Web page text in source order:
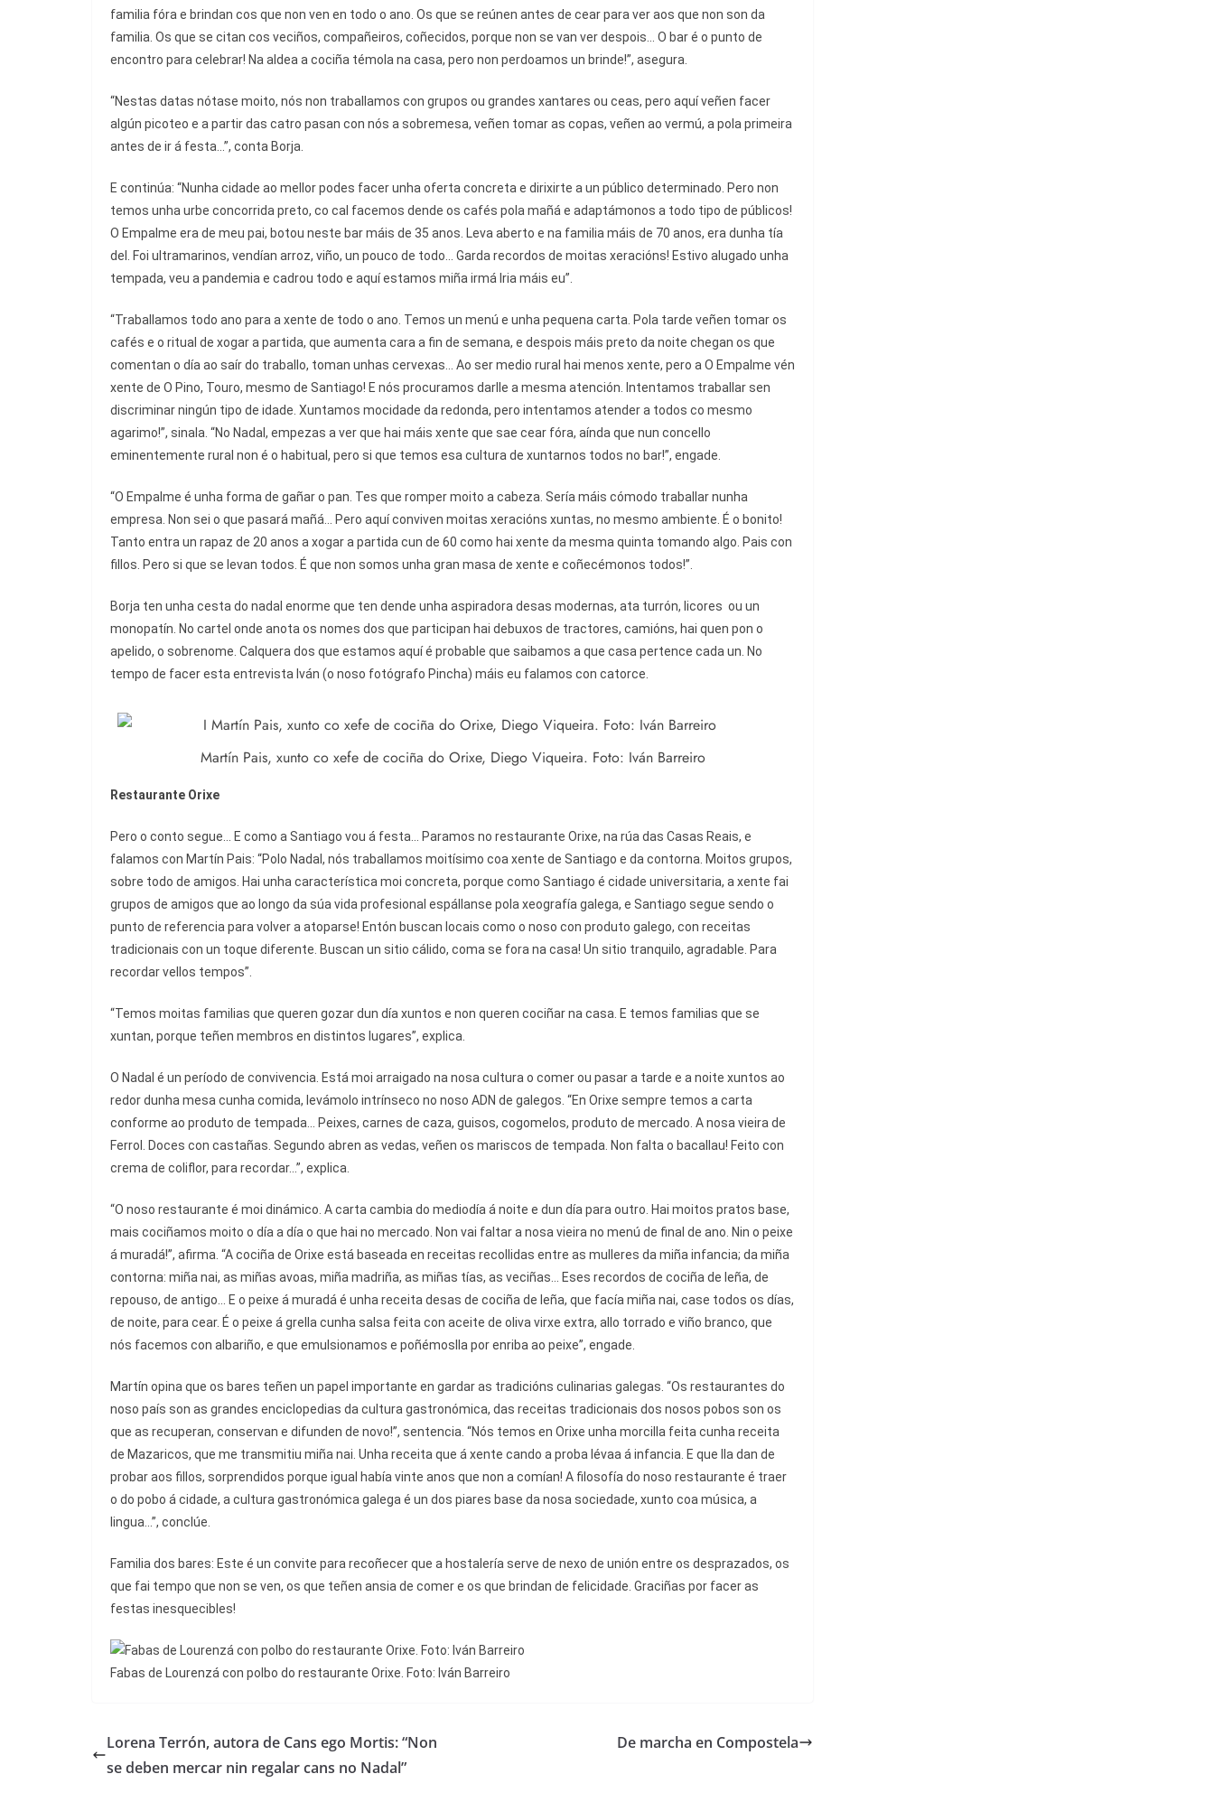
familia fóra e brindan cos que non ven en todo o ano. Os que se reúnen antes de cear para ver aos que non son da
familia. Os que se citan cos veciños, compañeiros, coñecidos, porque non se van ver despois... O bar é o punto de
encontro para celebrar! Na aldea a cociña témola na casa, pero non perdoamos un brinde!”, asegura.
“Nestas datas nótase moito, nós non traballamos con grupos ou grandes xantares ou ceas, pero aquí veñen facer
algún picoteo e a partir das catro pasan con nós a sobremesa, veñen tomar as copas, veñen ao vermú, a pola primeira
antes de ir á festa...”, conta Borja.
E continúa: “Nunha cidade ao mellor podes facer unha oferta concreta e dirixirte a un público determinado. Pero non
temos unha urbe concorrida preto, co cal facemos dende os cafés pola mañá e adaptámonos a todo tipo de públicos!
O Empalme era de meu pai, botou neste bar máis de 35 anos. Leva aberto e na familia máis de 70 anos, era dunha tía
del. Foi ultramarinos, vendían arroz, viño, un pouco de todo... Garda recordos de moitas xeracións! Estivo alugado unha
tempada, veu a pandemia e cadrou todo e aquí estamos miña irmá Iria máis eu”.
“Traballamos todo ano para a xente de todo o ano. Temos un menú e unha pequena carta. Pola tarde veñen tomar os
cafés e o ritual de xogar a partida, que aumenta cara a fin de semana, e despois máis preto da noite chegan os que
comentan o día ao saír do traballo, toman unhas cervexas... Ao ser medio rural hai menos xente, pero a O Empalme vén
xente de O Pino, Touro, mesmo de Santiago! E nós procuramos darlle a mesma atención. Intentamos traballar sen
discriminar ningún tipo de idade. Xuntamos mocidade da redonda, pero intentamos atender a todos co mesmo
agarimo!”, sinala. “No Nadal, empezas a ver que hai máis xente que sae cear fóra, aínda que nun concello
eminentemente rural non é o habitual, pero si que temos esa cultura de xuntarnos todos no bar!”, engade.
“O Empalme é unha forma de gañar o pan. Tes que romper moito a cabeza. Sería máis cómodo traballar nunha
empresa. Non sei o que pasará mañá... Pero aquí conviven moitas xeracións xuntas, no mesmo ambiente. É o bonito!
Tanto entra un rapaz de 20 anos a xogar a partida cun de 60 como hai xente da mesma quinta tomando algo. Pais con
fillos. Pero si que se levan todos. É que non somos unha gran masa de xente e coñecémonos todos!”.
Borja ten unha cesta do nadal enorme que ten dende unha aspiradora desas modernas, ata turrón, licores ou un
monopatín. No cartel onde anota os nomes dos que participan hai debuxos de tractores, camións, hai quen pon o
apelido, o sobrenome. Calquera dos que estamos aquí é probable que saibamos a que casa pertence cada un. No
tempo de facer esta entrevista Iván (o noso fotógrafo Pincha) máis eu falamos con catorce.
Martín Pais, xunto co xefe de cociña do Orixe, Diego Viqueira. Foto: Iván Barreiro
Restaurante Orixe
Pero o conto segue... E como a Santiago vou á festa... Paramos no restaurante Orixe, na rúa das Casas Reais, e
falamos con Martín Pais: “Polo Nadal, nós traballamos moitísimo coa xente de Santiago e da contorna. Moitos grupos,
sobre todo de amigos. Hai unha característica moi concreta, porque como Santiago é cidade universitaria, a xente fai
grupos de amigos que ao longo da súa vida profesional espállanse pola xeografía galega, e Santiago segue sendo o
punto de referencia para volver a atoparse! Entón buscan locais como o noso con produto galego, con receitas
tradicionais con un toque diferente. Buscan un sitio cálido, coma se fora na casa! Un sitio tranquilo, agradable. Para
recordar vellos tempos”.
“Temos moitas familias que queren gozar dun día xuntos e non queren cociñar na casa. E temos familias que se
xuntan, porque teñen membros en distintos lugares”, explica.
O Nadal é un período de convivencia. Está moi arraigado na nosa cultura o comer ou pasar a tarde e a noite xuntos ao
redor dunha mesa cunha comida, levámolo intrínseco no noso ADN de galegos. “En Orixe sempre temos a carta
conforme ao produto de tempada... Peixes, carnes de caza, guisos, cogomelos, produto de mercado. A nosa vieira de
Ferrol. Doces con castañas. Segundo abren as vedas, veñen os mariscos de tempada. Non falta o bacallau! Feito con
crema de coliflor, para recordar...”, explica.
“O noso restaurante é moi dinámico. A carta cambia do mediodía á noite e dun día para outro. Hai moitos pratos base,
mais cociñamos moito o día a día o que hai no mercado. Non vai faltar a nosa vieira no menú de final de ano. Nin o peixe
á muradá!”, afirma. “A cociña de Orixe está baseada en receitas recollidas entre as mulleres da miña infancia; da miña
contorna: miña nai, as miñas avoas, miña madriña, as miñas tías, as veciñas... Eses recordos de cociña de leña, de
repouso, de antigo... E o peixe á muradá é unha receita desas de cociña de leña, que facía miña nai, case todos os días,
de noite, para cear. É o peixe á grella cunha salsa feita con aceite de oliva virxe extra, allo torrado e viño branco, que
nós facemos con albariño, e que emulsionamos e poñémoslla por enriba ao peixe”, engade.
Martín opina que os bares teñen un papel importante en gardar as tradicións culinarias galegas. “Os restaurantes do
noso país son as grandes enciclopedias da cultura gastronómica, das receitas tradicionais dos nosos pobos son os
que as recuperan, conservan e difunden de novo!”, sentencia. “Nós temos en Orixe unha morcilla feita cunha receita
de Mazaricos, que me transmitiu miña nai. Unha receita que á xente cando a proba lévaa á infancia. E que lla dan de
probar aos fillos, sorprendidos porque igual había vinte anos que non a comían! A filosofía do noso restaurante é traer
o do pobo á cidade, a cultura gastronómica galega é un dos piares base da nosa sociedade, xunto coa música, a
lingua...”, conclúe.
Familia dos bares: Este é un convite para recoñecer que a hostalería serve de nexo de unión entre os desprazados, os
que fai tempo que non se ven, os que teñen ansia de comer e os que brindan de felicidade. Graciñas por facer as
festas inesquecibles!
Fabas de Lourenzá con polbo do restaurante Orixe. Foto: Iván Barreiro
Lorena Terrón, autora de Cans ego Mortis: “Non
se deben mercar nin regalar cans no Nadal”
De marcha en Compostela